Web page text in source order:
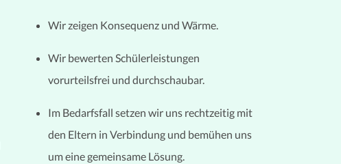
Wir zeigen Konsequenz und Wärme.
Wir bewerten Schülerleistungen
vorurteilsfrei und durchschaubar.
Im Bedarfsfall setzen wir uns rechtzeitig mit
den Eltern in Verbindung und bemühen uns
um eine gemeinsame Lösung.